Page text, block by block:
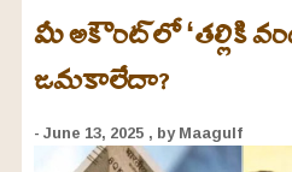
మీ అకౌంట్‌‌లో ‘తల్లికి
జమకాలేదా?
- June 13, 2025 , by Maagulf